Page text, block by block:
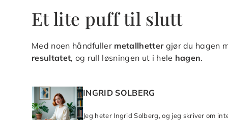
Et lite puff til slutt
Med noen håndfuller metallhettergjør du hagen
resultatet, og rull løsningen ut i hele hagen.
INGRID SOLBERG
Jeg heter Ingrid Solberg, og jeg skriver om